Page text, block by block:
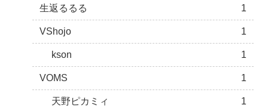
生返るるる 1
VShojo 1
kson 1
VOMS 1
天野ピカミィ 1